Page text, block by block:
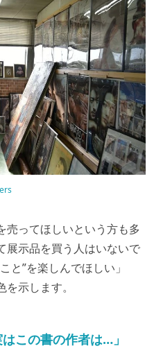
売ってほしいという方も多
展示品を買う人はいないで
と”を楽しんでほしい」
示します。
この書の作者は…」